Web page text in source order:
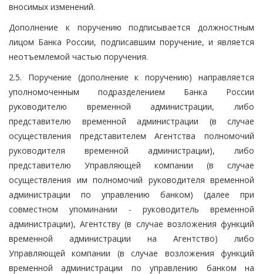
вносимых изменений.
Дополнение к поручению подписывается должностным
лицом Банка России, подписавшим поручение, и является
неотъемлемой частью поручения.
2.5. Поручение (дополнение к поручению) направляется
уполномоченным подразделением Банка России
руководителю временной администрации, либо
представителю временной администрации (в случае
осуществления представителем Агентства полномочий
руководителя временной администрации), либо
представителю Управляющей компании (в случае
осуществления им полномочий руководителя временной
администрации по управлению банком) (далее при
совместном упоминании - руководитель временной
администрации), Агентству (в случае возложения функций
временной администрации на Агентство) либо
Управляющей компании (в случае возложения функций
временной администрации по управлению банком на